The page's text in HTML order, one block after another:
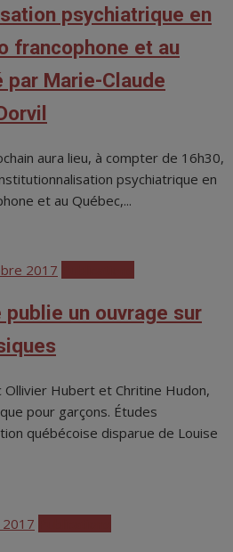
psychiatrique en
francophone et au
par Marie-Claude
aura lieu, à compter de 16h30,
psychiatrique en
et au Québec,...
2017
publie un ouvrage sur
Ollivier Hubert et Chritine Hudon,
pour garçons. Études
québécoise disparue de Louise